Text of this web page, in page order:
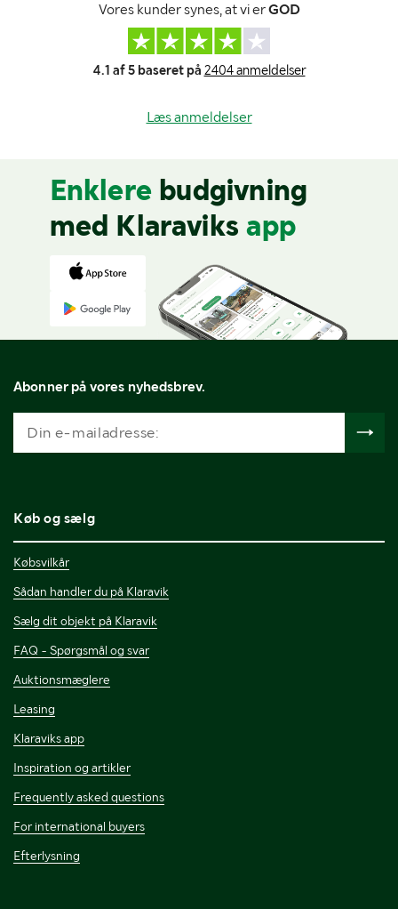
Vores kunder synes, at vi erGOD
4.1 af 5 baseret på 2404 anmeldelser
Læs anmeldelser
Enklere budgivning
med Klaraviks app
Abonner på vores nyhedsbrev.
Køb og sælg
Købsvilkår
Sådan handler du på Klaravik
Sælg dit objekt på Klaravik
FAQ - Spørgsmål og svar
Auktionsmæglere
Leasing
Klaraviks app
Inspiration og artikler
Frequently asked questions
For international buyers
Efterlysning